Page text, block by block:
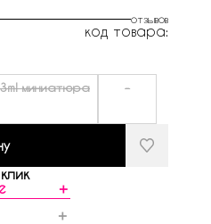
отзывов
код товара:
3ml миниатюра -
＋
＋